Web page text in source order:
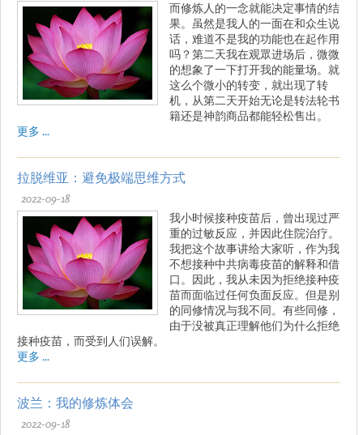
而修炼人的一念就能决定事情的结
果。虽然是我人的一面在和众生说
话，难道不是我的功能也在起作用
吗？第二天我在观眾进场后，微微
的想象了一下打开我的能量场。就
这么个微小的转变，就出现了转
机，从第二天开始无论是转法轮书
籍还是神韵商品都能轻松售出。
更多 ...
拉脱维亚：避免极端思维方式
2022-09-18
我小时候接种疫苗后，曾出现过严
重的过敏反应，并因此住院治疗。
我把这个故事讲给大家听，作为我
不想接种中共病毒疫苗的解释和借
口。因此，我从未因为拒绝接种疫
苗而面临过任何负面反应。但是别
的同修情况与我不同。有些同修，
由于没被真正理解他们为什么拒绝
接种疫苗，而受到人们误解。
更多 ...
波兰：我的修炼体会
2022-09-18